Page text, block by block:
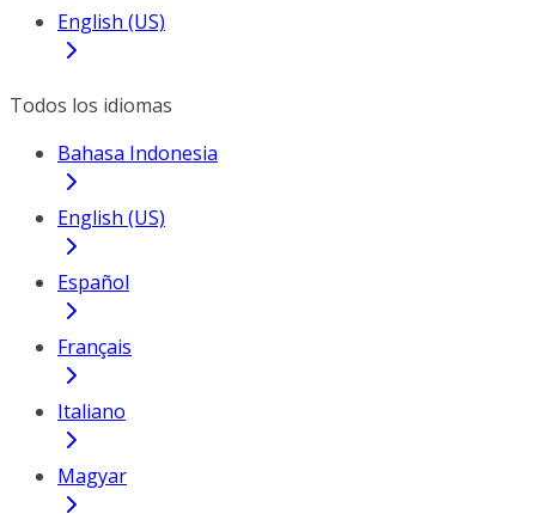
English (US)
Todos los idiomas
Bahasa Indonesia
English (US)
Español
Français
Italiano
Magyar